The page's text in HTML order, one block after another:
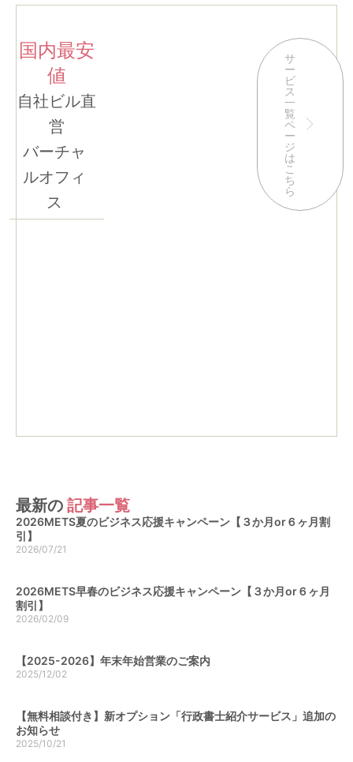
国内最安
値
自社ビル直
営
バーチャ
ルオフィ
ス
サ
ー
ビ
ス
一
覧
ペ
ー
ジ
は
こ
ち
ら
最新の 記事一覧
2026METS夏のビジネス応援キャンペーン【３か月or６ヶ月割
引】
2026/07/21
2026METS早春のビジネス応援キャンペーン【３か月or６ヶ月
割引】
2026/02/09
【2025-2026】年末年始営業のご案内
2025/12/02
【無料相談付き】新オプション「行政書士紹介サービス」追加の
お知らせ
2025/10/21